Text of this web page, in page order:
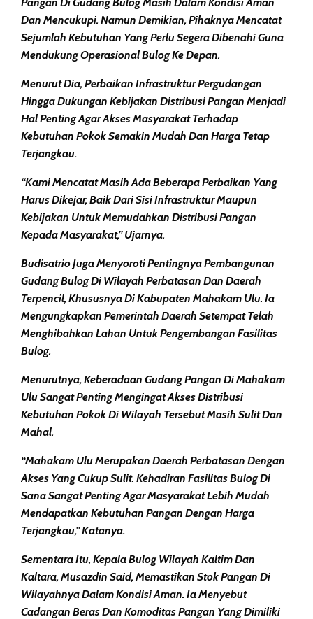
Dan Mencukupi. Namun Demikian, Pihaknya Mencatat
Sejumlah Kebutuhan Yang Perlu Segera Dibenahi Guna
Mendukung Operasional Bulog Ke Depan.
Menurut Dia, Perbaikan Infrastruktur Pergudangan
Hingga Dukungan Kebijakan Distribusi Pangan Menjadi
Hal Penting Agar Akses Masyarakat Terhadap
Kebutuhan Pokok Semakin Mudah Dan Harga Tetap
Terjangkau.
“Kami Mencatat Masih Ada Beberapa Perbaikan Yang
Harus Dikejar, Baik Dari Sisi Infrastruktur Maupun
Kebijakan Untuk Memudahkan Distribusi Pangan
Kepada Masyarakat,” Ujarnya.
Budisatrio Juga Menyoroti Pentingnya Pembangunan
Gudang Bulog Di Wilayah Perbatasan Dan Daerah
Terpencil, Khususnya Di Kabupaten Mahakam Ulu. Ia
Mengungkapkan Pemerintah Daerah Setempat Telah
Menghibahkan Lahan Untuk Pengembangan Fasilitas
Bulog.
Menurutnya, Keberadaan Gudang Pangan Di Mahakam
Ulu Sangat Penting Mengingat Akses Distribusi
Kebutuhan Pokok Di Wilayah Tersebut Masih Sulit Dan
Mahal.
“Mahakam Ulu Merupakan Daerah Perbatasan Dengan
Akses Yang Cukup Sulit. Kehadiran Fasilitas Bulog Di
Sana Sangat Penting Agar Masyarakat Lebih Mudah
Mendapatkan Kebutuhan Pangan Dengan Harga
Terjangkau,” Katanya.
Sementara Itu, Kepala Bulog Wilayah Kaltim Dan
Kaltara, Musazdin Said, Memastikan Stok Pangan Di
Wilayahnya Dalam Kondisi Aman. Ia Menyebut
Cadangan Beras Dan Komoditas Pangan Yang Dimiliki